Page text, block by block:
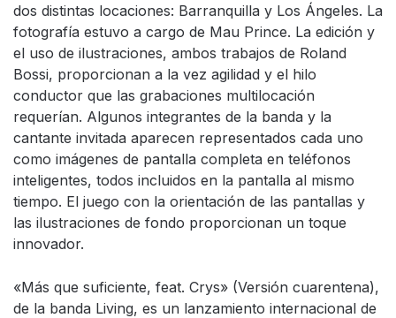
dos distintas locaciones: Barranquilla y Los Ángeles. La
fotografía estuvo a cargo de Mau Prince. La edición y
el uso de ilustraciones, ambos trabajos de Roland
Bossi, proporcionan a la vez agilidad y el hilo
conductor que las grabaciones multilocación
requerían. Algunos integrantes de la banda y la
cantante invitada aparecen representados cada uno
como imágenes de pantalla completa en teléfonos
inteligentes, todos incluidos en la pantalla al mismo
tiempo. El juego con la orientación de las pantallas y
las ilustraciones de fondo proporcionan un toque
innovador.
«Más que suficiente, feat. Crys» (Versión cuarentena),
de la banda Living, es un lanzamiento internacional de